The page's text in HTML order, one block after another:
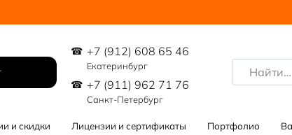
+7 (912) 608 65 46
Екатеринбург
+7 (911) 962 71 76
Санкт-Петербург
Search
for:
и скидки Лицензии и сертификаты Портфолио